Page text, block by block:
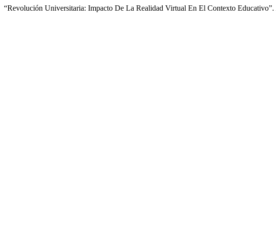
“Revolución Universitaria: Impacto De La Realidad Virtual En El Contexto Educativo”.